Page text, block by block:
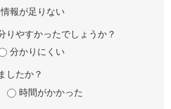
情報が足りない
りやすかったでしょうか？
分かりにくい
したか？
時間がかかった